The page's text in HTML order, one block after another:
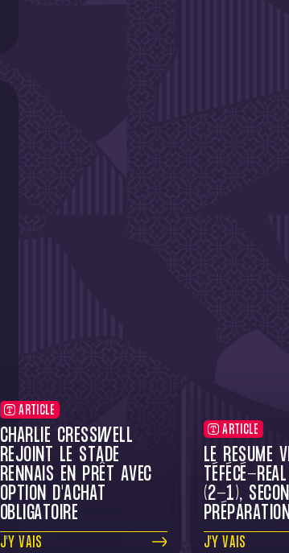
ARTICLE
CHARLIE CRESSWELL
REJOINT LE STADE
RENNAIS EN PRÊT AVEC
OPTION D'ACHAT
OBLIGATOIRE
J'Y VAIS
ARTICLE
LE RÉSUMÉ
TÉFÉCÉ-
(2-1),
J'Y VAIS